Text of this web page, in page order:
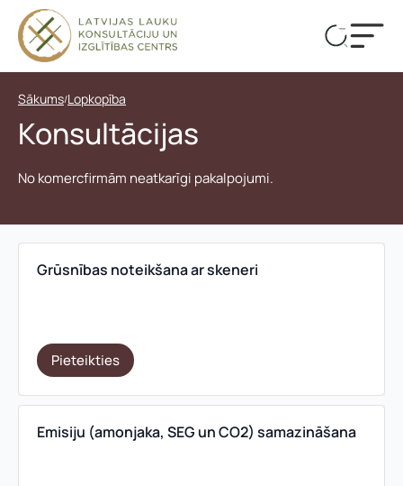
Sākums/Lopkopība
Konsultācijas
No komercfirmām neatkarīgi pakalpojumi.
Grūsnības noteikšana ar skeneri
Pieteikties
Emisiju (amonjaka, SEG un CO2) samazināšana